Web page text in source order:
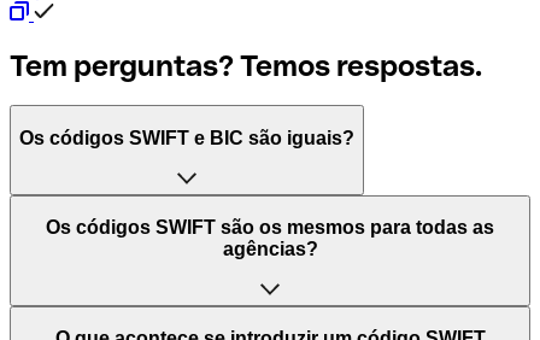
Tem perguntas? Temos respostas.
Os códigos SWIFT e BIC são iguais?
O acrónimo SWIFT significa "Society for Worldwide
Interbank Financial Telecommunication (Sociedade para
Mundiais)". Trata-se de uma rede mundial onde se
processam pagamentos entre países. Por outro lado, BIC
Os códigos SWIFT são os mesmos para todas as
agências?